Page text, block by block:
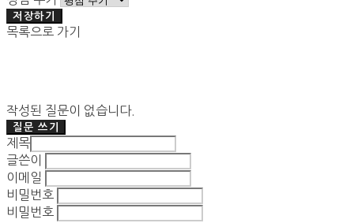
저장하기
목록으로 가기
작성된 질문이 없습니다.
질문 쓰기
제목
글쓴이
이메일
비밀번호
비밀번호